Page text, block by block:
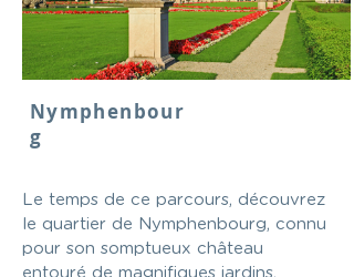
Nymphenbour
g
Le temps de ce parcours, découvrez
le quartier de Nymphenbourg, connu
pour son somptueux château
entouré de magnifiques jardins,